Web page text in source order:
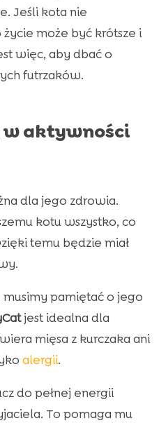
Jeśli kota nie
może być krótsze i
więc, aby dbać o
futrzaków.
aktywności
dla jego zdrowia.
kotu wszystko, co
temu będzie miał
musimy pamiętać o jego
jest idealna dla
mięsa z kurczaka ani
alergii.
do pełnej energii
To pomaga mu